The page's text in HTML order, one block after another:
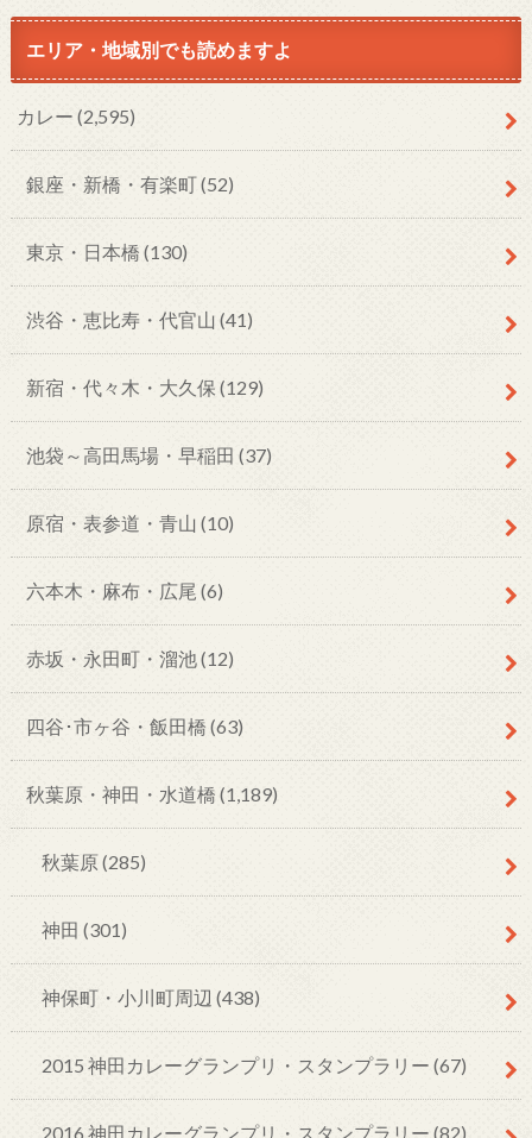
エリア・地域別でも読めますよ
カレー (2,595)
銀座・新橋・有楽町(52)
東京・日本橋 (130)
渋谷・恵比寿・代官山 (41)
新宿・代々木・大久保 (129)
池袋～高田馬場・早稲田 (37)
原宿・表参道・青山 (10)
六本木・麻布・広尾 (6)
赤坂・永田町・溜池(12)
四谷･市ヶ谷・飯田橋 (63)
秋葉原・神田・水道橋 (1,189)
秋葉原(285)
神田 (301)
神保町・小川町周辺 (438)
2015 神田カレーグランプリ・スタンプラリー (67)
2016 神田カレーグランプリ・スタンプラリー (82)